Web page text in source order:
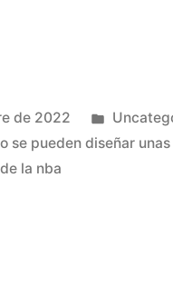
de 2022
en
se pueden diseñar
la nba